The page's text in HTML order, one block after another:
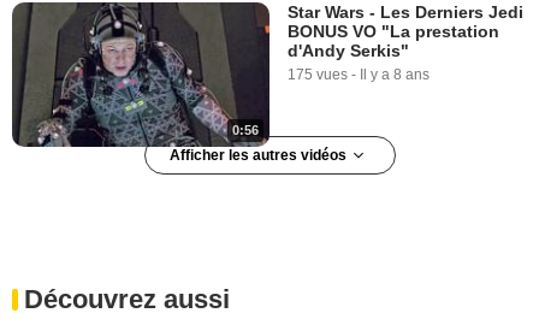
0:56
Star Wars - Les Derniers Jedi
BONUS VO "La prestation
d'Andy Serkis"
175 vues - Il y a 8 ans
Afficher les autres vidéos
Découvrez aussi